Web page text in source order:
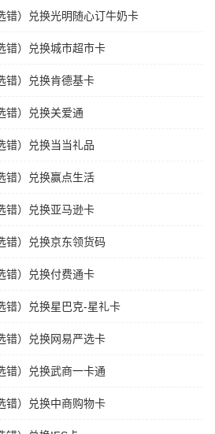
错）兑换光明随心订牛奶卡
错）兑换城市超市卡
错）兑换肯德基卡
错）兑换关爱通
错）兑换当当礼品
错）兑换赢点生活
错）兑换亚马逊卡
错）兑换京东领货码
错）兑换付费通卡
错）兑换星巴克-星礼卡
错）兑换网易严选卡
错）兑换武商一卡通
错）兑换中商购物卡